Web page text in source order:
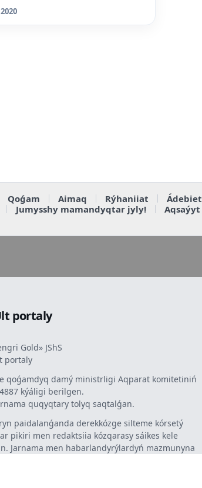
Qoǵam Aimaq Rýhaniiat Ádebiet
Jumysshy mamandyqtar jyly! Aqsaýyt
portaly
Gold» JShS
portaly
qoǵamdyq damý ministrligi Aqparat komitetiniń
kýáligi berilgen.
quqyqtary tolyq saqtalǵan.
paidalanǵanda derekkózge silteme kórsetý
pikiri men redaktsiia kózqarasy sáikes kele
Jarnama men habarlandyrýlardyń mazmunyna